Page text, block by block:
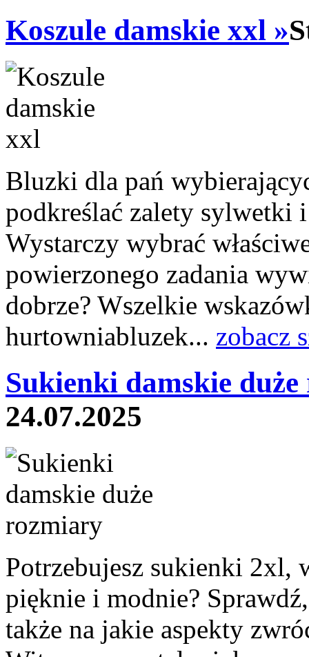
Koszule damskie xxl »
Bluzki dla pań
podkreślać zalety sylwetki
Wystarczy wybrać
powierzonego zadania
dobrze? Wszelkie
hurtowniabluzek... zobacz
Sukienki damskie
24.07.2025
Potrzebujesz sukienki 2xl,
pięknie i modnie?
także na jakie aspekty